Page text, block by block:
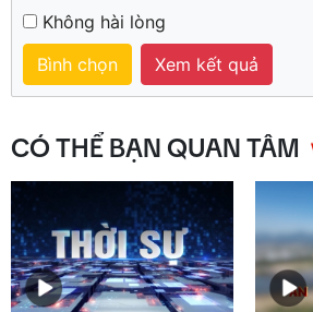
Không hài lòng
Bình chọn
Xem kết quả
CÓ THỂ BẠN QUAN TÂM